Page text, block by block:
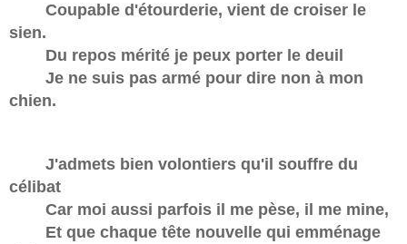
Coupable d'étourderie, vient de croiser le
sien.
Du repos mérité je peux porter le deuil
Je ne suis pas armé pour dire non à mon
chien.
J'admets bien volontiers qu'il souffre du
célibat
Car moi aussi parfois il me pèse, il me mine,
Et que chaque tête nouvelle qui emménage